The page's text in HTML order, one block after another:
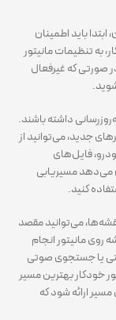
باید اطمینان
به تنظیمات مانیتور
صورتی که غیرفعال
داشته باشند.
جدید، می‌توانید از
فایل‌های
می‌دهد مسیریابی
کنید.
می‌توانید مقصد
روی مانیتور انجام
یا جستجوی صوتی
خودکار بهترین مسیر
ارائه شود که